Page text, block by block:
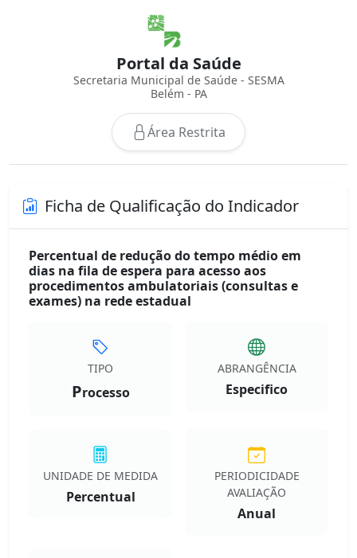
Portal da Saúde
Secretaria Municipal de Saúde - SESMA
Belém - PA
Área Restrita
Ficha de Qualificação do Indicador
Percentual de redução do tempo médio em
dias na fila de espera para acesso aos
procedimentos ambulatoriais (consultas e
exames) na rede estadual
TIPO
Processo
ABRANGÊNCIA
Especifico
UNIDADE DE MEDIDA
Percentual
PERIODICIDADE
AVALIAÇÃO
Anual